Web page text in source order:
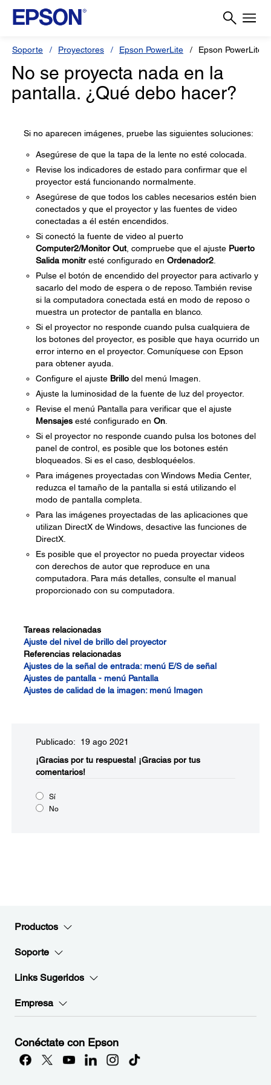
Soporte Proyectores Epson PowerLite Epson PowerLite
No se proyecta nada en la
pantalla. ¿Qué debo hacer?
Si no aparecen imágenes, pruebe las siguientes soluciones:
Asegúrese de que la tapa de la lente no esté colocada.
Revise los indicadores de estado para confirmar que el
proyector está funcionando normalmente.
Asegúrese de que todos los cables necesarios estén bien
conectados y que el proyector y las fuentes de video
conectadas a él estén encendidos.
Si conectó la fuente de video al puerto
Computer2/Monitor Out, compruebe que el ajuste Puerto
Salida monitresté configurado en Ordenador2
Pulse el botón de encendido del proyector para activarlo y
sacarlo del modo de espera o de reposo. También revise
si la computadora conectada está en modo de reposo o
muestra un protector de pantalla en blanco.
Si el proyector no responde cuando pulsa cualquiera de
los botones del proyector, es posible que haya ocurrido un
error interno en el proyector. Comuníquese con Epson
para obtener ayuda.
Configure el ajuste Brillo del menú Imagen.
Ajuste la luminosidad de la fuente de luz del proyector.
Revise el menú Pantalla para verificar que el ajuste
Mensajes esté configurado en On
Si el proyector no responde cuando pulsa los botones del
panel de control, es posible que los botones estén
bloqueados. Si es el caso, desbloquéelos.
Para imágenes proyectadas con Windows Media Center,
reduzca el tamaño de la pantalla si está utilizando el
modo de pantalla completa.
Para las imágenes proyectadas de las aplicaciones que
utilizan DirectX de Windows, desactive las funciones de
DirectX.
Es posible que el proyector no pueda proyectar videos
con derechos de autor que reproduce en una
computadora. Para más detalles, consulte el manual
proporcionado con su computadora.
Tareas relacionadas
Ajuste del nivel de brillo del proyector
Referencias relacionadas
Ajustes de la señal de entrada: menú E/S de señal
Ajustes de pantalla - menú Pantalla
Ajustes de calidad de la imagen: menú Imagen
Publicado: 19 ago 2021
¡Gracias por tu respuesta! ¡Gracias por tus
comentarios!
Sí
No
Productos
Soporte
Links Sugeridos
Empresa
Conéctate con Epson